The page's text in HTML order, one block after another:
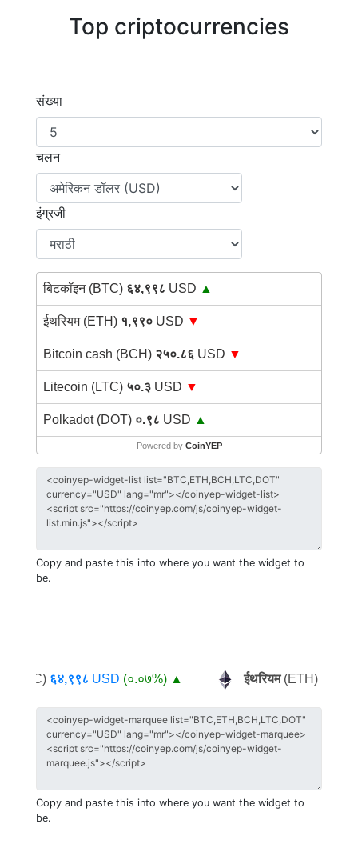
Top criptocurrencies
संख्या
चलन
इंग्रजी
बिटकॉइन (BTC) ६४,९९८ USD ▲
ईथरियम (ETH) १,९९० USD ▼
Bitcoin cash (BCH) २५०.८६ USD ▼
Litecoin (LTC) ५०.३ USD ▼
Polkadot (DOT) ०.९८ USD ▲
Powered by CoinYEP
Copy and paste this into where you want the widget to
be.
(BTC) ६४,९९८USD(०.०७%) ▲ ईथरियम(ETH) १,९९०
Copy and paste this into where you want the widget to
be.